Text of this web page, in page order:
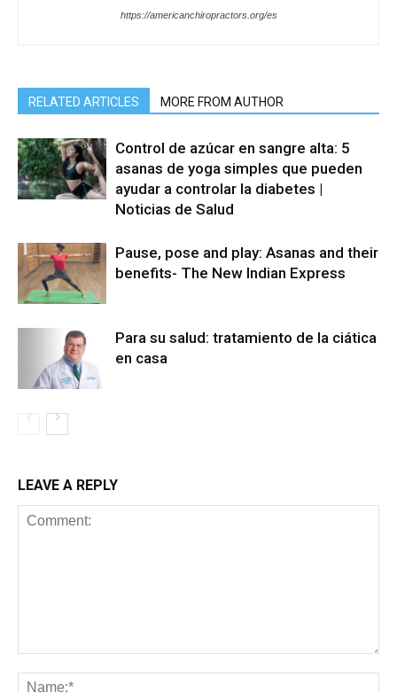
https://americanchiropractors.org/es
RELATED ARTICLES MORE FROM AUTHOR
Control de azúcar en sangre alta: 5
asanas de yoga simples que pueden
ayudar a controlar la diabetes |
Noticias de Salud
Pause, pose and play: Asanas and their
benefits- The New Indian Express
Para su salud: tratamiento de la ciática
en casa
LEAVE A REPLY